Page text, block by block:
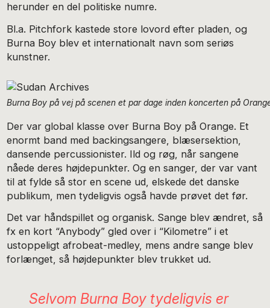
herunder en del politiske numre.
Bl.a. Pitchfork kastede store lovord efter pladen, og
Burna Boy blev et internationalt navn som seriøs
kunstner.
Burna Boy på vej på scenen et par dage inden koncerten på
Der var global klasse over Burna Boy på Orange. Et
enormt band med backingsangere, blæsersektion,
dansende percussionister. Ild og røg, når sangene
nåede deres højdepunkter. Og en sanger, der var vant
til at fylde så stor en scene ud, elskede det danske
publikum, men tydeligvis også havde prøvet det før.
Det var håndspillet og organisk. Sange blev ændret, så
fx en kort “Anybody” gled over i “Kilometre” i et
ustoppeligt afrobeat-medley, mens andre sange blev
forlænget, så højdepunkter blev trukket ud.
Selvom Burna Boy tydeligvis er